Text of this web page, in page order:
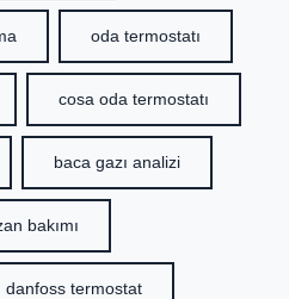
oda termostatı
cosa oda termostatı
baca gazı analizi
bakımı
danfoss termostat